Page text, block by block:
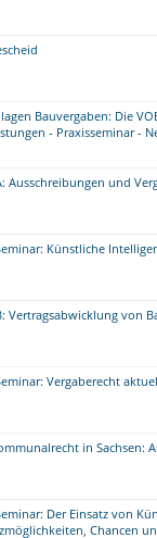
Bauvergaben: Die
- Praxisseminar -
Ausschreibungen und
Künstliche
Vertragsabwicklung von
Vergaberecht
in Sachsen:
Der Einsatz von
Chancen